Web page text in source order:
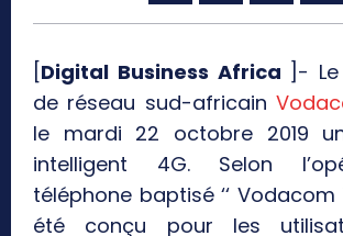
[Digital Business Africa ]-
de réseau sud-africain
le mardi 22 octobre 2019
intelligent 4G. Selon
téléphone baptisé ‘‘ Vodacom
été conçu pour les